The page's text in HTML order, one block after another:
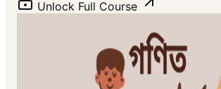
Unlock Full Course